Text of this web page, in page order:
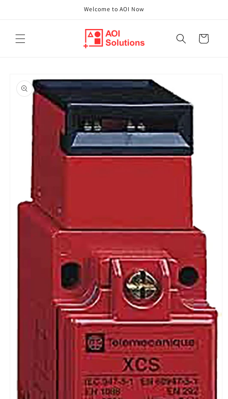
Welcome to AOI Now
Warenkorb